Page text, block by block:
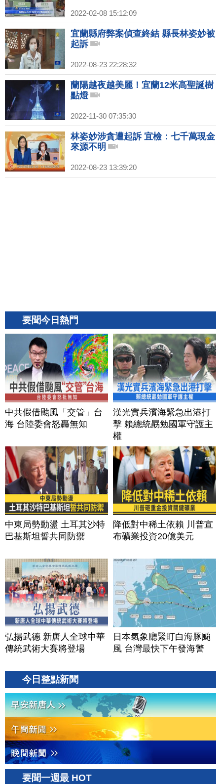
2022-02-08 15:12:09
宜蘭縣府弊案偵查終結 縣長林姿妙被
起訴
2022-08-23 22:28:32
蘭陽越夜越美麗！宜蘭12米高聖誕樹
點燈
2022-11-30 07:35:30
林姿妙涉貪遭起訴 宜檢：七千萬現金
來源不明
2022-08-23 13:39:20
要聞今日熱門
中共假借颱風「交管」台
海 台陸委會怒轟無知
漢光實兵濱海緊急出港打
擊 賴總統勗勉國軍守護主
權
中東局勢動盪 土耳其沙特
巴基斯坦誓共同防禦
降低對中稀土依賴 川普宣
布礦業投資20億美元
弘揚武德 新唐人全球中華
傳統武術大賽將登場
日本氣象廳緊盯白海豚颱
風 台灣最快下午發海警
今日整點新聞
要聞一週最 HOT